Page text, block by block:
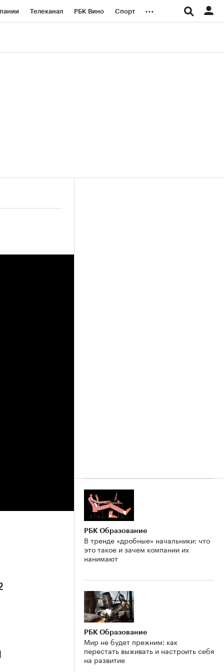
Телеканал РБК Вино Спорт ...
РБК Образование
В тренде «дробные» начальники: что
это такое и зачем компании их
нанимают
РБК Образование
Мир не будет прежним: как
перестать выживать и настроить себя
на развитие